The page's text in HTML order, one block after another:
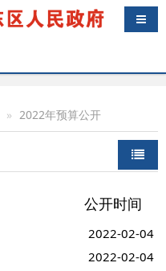
导航
2022年预算公开
公开时间
2022-02-04
2022-02-04